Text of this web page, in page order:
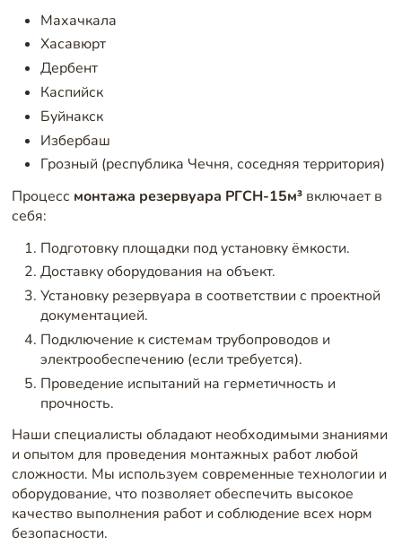
Махачкала
Хасавюрт
Дербент
Каспийск
Буйнакск
Избербаш
Грозный (республика Чечня, соседняя территория)
Процесс монтажа резервуара РГСН-15м³включает в
себя:
Подготовку площадки под установку ёмкости.
Доставку оборудования на объект.
Установку резервуара в соответствии с проектной
документацией.
Подключение к системам трубопроводов и
электрообеспечению (если требуется).
Проведение испытаний на герметичность и
прочность.
Наши специалисты обладают необходимыми знаниями
и опытом для проведения монтажных работ любой
сложности. Мы используем современные технологии и
оборудование, что позволяет обеспечить высокое
качество выполнения работ и соблюдение всех норм
безопасности.